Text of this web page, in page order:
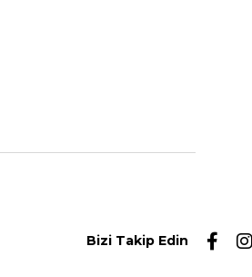
Bizi Takip Edin